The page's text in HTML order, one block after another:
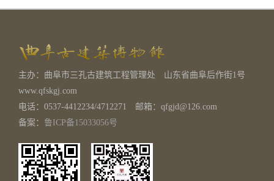
主办：曲阜市三孔古建筑工程管理处 山东省曲阜后作街1号
www.qfskgj.com
电话：0537-4412234/4712271 邮箱：qfgjd@126.com
备案： 鲁ICP备15033056号